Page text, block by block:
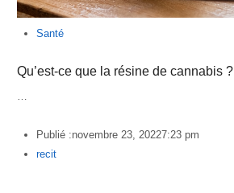
Santé
Qu’est-ce que la résine de cannabis ?
…
Publié :novembre 23, 20227:23 pm
Author
recit